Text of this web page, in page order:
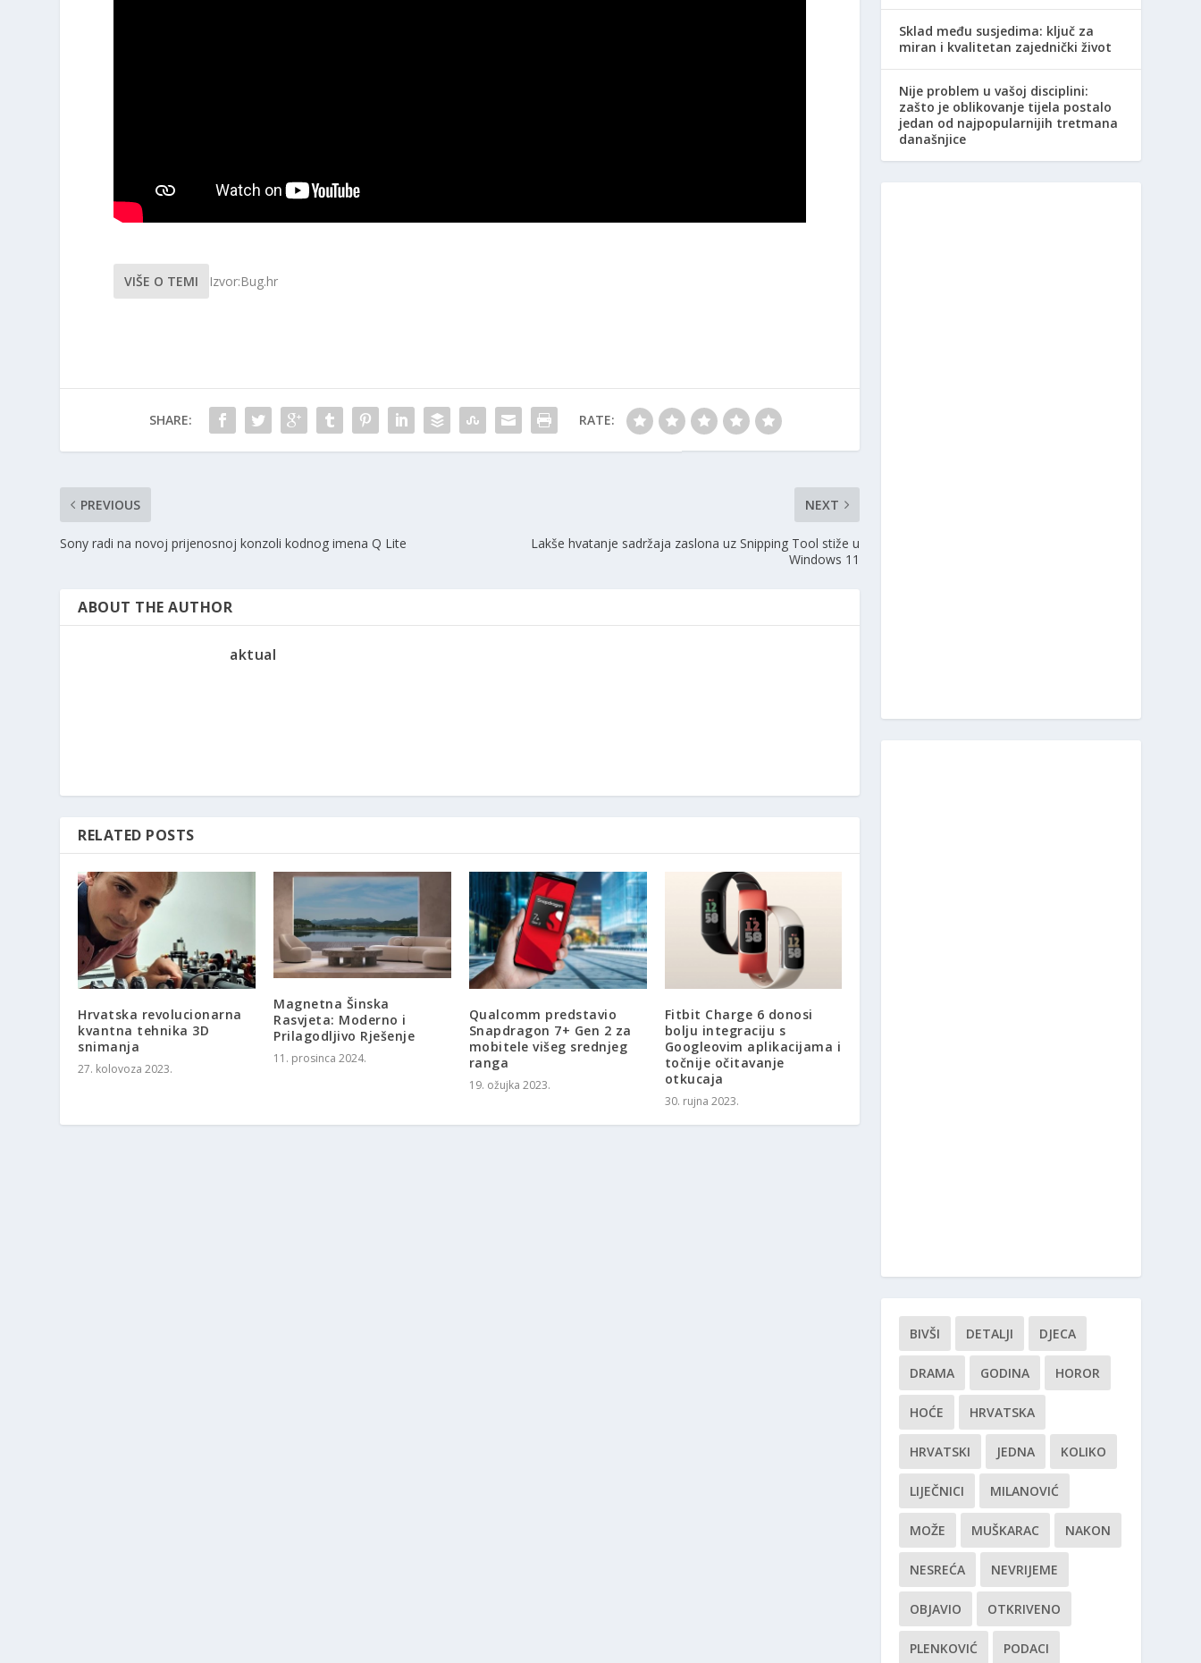
VIŠE O TEMI Izvor:Bug.hr
SHARE: RATE:
PREVIOUS
Sony radi na novoj prijenosnoj konzoli kodnog imena Q Lite
NEXT
Lakše hvatanje sadržaja zaslona uz Snipping Tool stiže u
Windows 11
ABOUT THE AUTHOR
aktual
RELATED POSTS
Hrvatska revolucionarna
kvantna tehnika 3D
snimanja
27. kolovoza 2023.
Magnetna Šinska
Rasvjeta: Moderno i
Prilagodljivo Rješenje
11. prosinca 2024.
Qualcomm predstavio
Snapdragon 7+ Gen 2 za
mobitele višeg srednjeg
ranga
19. ožujka 2023.
Fitbit Charge 6 donosi
bolju integraciju s
Googleovim aplikacijama i
točnije očitavanje
otkucaja
30. rujna 2023.
Sklad među susjedima: ključ za
miran i kvalitetan zajednički život
Nije problem u vašoj disciplini:
zašto je oblikovanje tijela postalo
jedan od najpopularnijih tretmana
današnjice
BIVŠI DETALJI DJECA
DRAMA GODINA HOROR
HOĆE HRVATSKA
HRVATSKI JEDNA KOLIKO
LIJEČNICI MILANOVIĆ
MOŽE MUŠKARAC NAKON
NESREĆA NEVRIJEME
OBJAVIO OTKRIVENO
PLENKOVIĆ PODACI